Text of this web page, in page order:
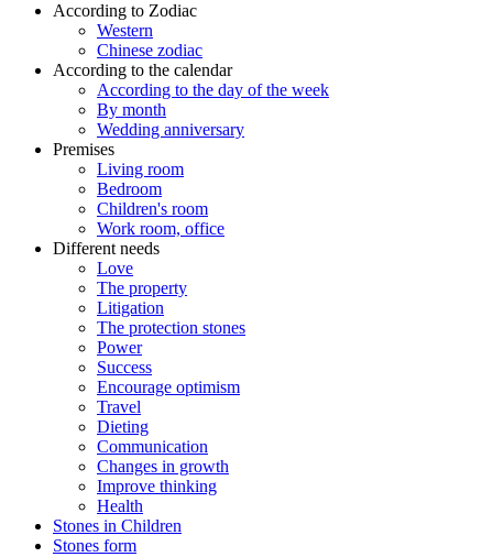
According to Zodiac
Western
Chinese zodiac
According to the calendar
According to the day of the week
By month
Wedding anniversary
Premises
Living room
Bedroom
Children's room
Work room, office
Different needs
Love
The property
Litigation
The protection stones
Power
Success
Encourage optimism
Travel
Dieting
Communication
Changes in growth
Improve thinking
Health
Stones in Children
Stones form